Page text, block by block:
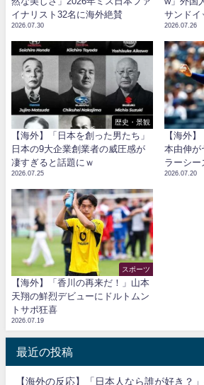
イナリスト32名に海外絶賛
2026.07.30
サンドイ
2026.07.26
歴史・景観
【海外】「日本を創った男たち」
日本の9大企業創業者の威圧感が
凄すぎると話題にｗ
2026.07.25
【海外
本由伸が
ラーシー
2026.07.20
スポーツ
【海外】「香川の再来だ！」山本
天翔の鮮烈デビューにドルトムン
トサポ狂喜
2026.07.19
最近の投稿
【海外の反応】「日本人なら誰が好き？